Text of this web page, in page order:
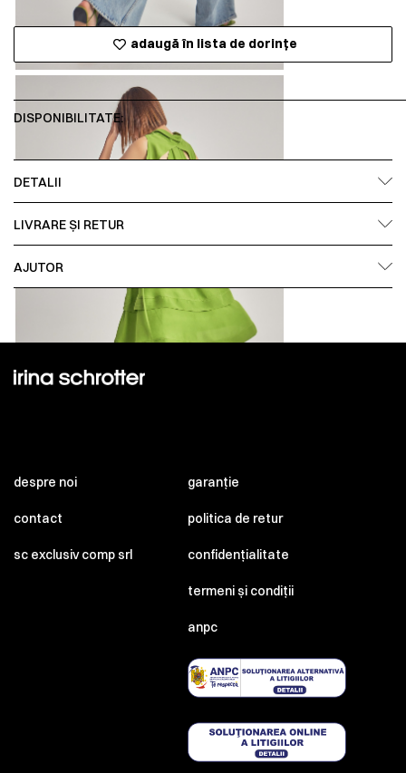
adaugă în lista de dorințe
DISPONIBILITATE:
DETALII
LIVRARE ȘI RETUR
AJUTOR
despre noi
contact
sc exclusiv comp srl
garanție
politica de retur
confidențialitate
termeni și condiții
anpc